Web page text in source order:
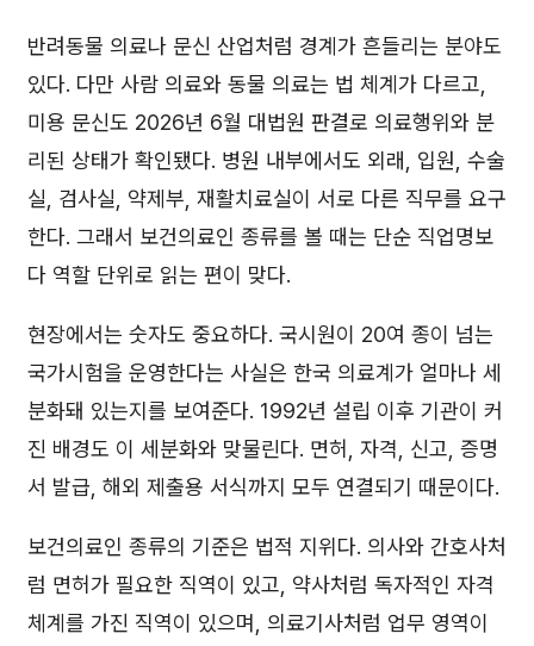
반려동물 의료나 문신 산업처럼 경계가 흔들리는 분야도
있다. 다만 사람 의료와 동물 의료는 법 체계가 다르고,
미용 문신도 2026년 6월 대법원 판결로 의료행위와 분
리된 상태가 확인됐다. 병원 내부에서도 외래, 입원, 수술
실, 검사실, 약제부, 재활치료실이 서로 다른 직무를 요구
한다. 그래서 보건의료인 종류를 볼 때는 단순 직업명보
다 역할 단위로 읽는 편이 맞다.
현장에서는 숫자도 중요하다. 국시원이 20여 종이 넘는
국가시험을 운영한다는 사실은 한국 의료계가 얼마나 세
분화돼 있는지를 보여준다. 1992년 설립 이후 기관이 커
진 배경도 이 세분화와 맞물린다. 면허, 자격, 신고, 증명
서 발급, 해외 제출용 서식까지 모두 연결되기 때문이다.
보건의료인 종류의 기준은 법적 지위다. 의사와 간호사처
럼 면허가 필요한 직역이 있고, 약사처럼 독자적인 자격
체계를 가진 직역이 있으며, 의료기사처럼 업무 영역이